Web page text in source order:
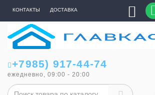
КОНТАКТЫ ДОСТАВКА
+7985) 917-44-74
ежедневно, 09:00 - 20:00